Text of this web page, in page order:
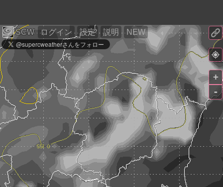
+
-
説明
SCW NEW
ログイン 設定